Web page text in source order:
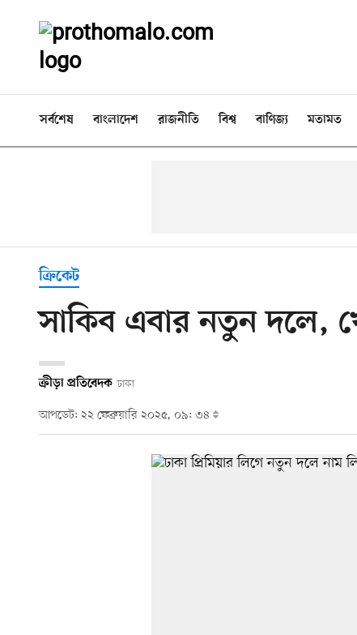
সর্বশেষ বাংলাদেশ রাজনীতি বিশ্ব বাণিজ্য মতামত
ক্রিকেট
সাকিব এবার নতুন দলে,
ক্রীড়া প্রতিবেদক ঢাকা
আপডেট: ২২ ফেব্রুয়ারি ২০২৫, ০৯: ৩৪